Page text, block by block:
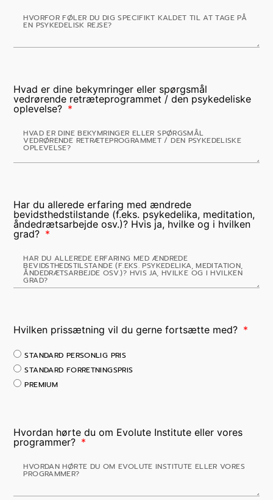
Hvad er dine bekymringer eller spørgsmål
vedrørende retræteprogrammet / den psykedeliske
oplevelse?
Har du allerede erfaring med ændrede
bevidsthedstilstande (f.eks. psykedelika, meditation,
åndedrætsarbejde osv.)? Hvis ja, hvilke og i hvilken
grad?
Hvilken prissætning vil du gerne fortsætte med?
STANDARD PERSONLIG PRIS
STANDARD FORRETNINGSPRIS
PREMIUM
Hvordan hørte du om Evolute Institute eller vores
programmer?